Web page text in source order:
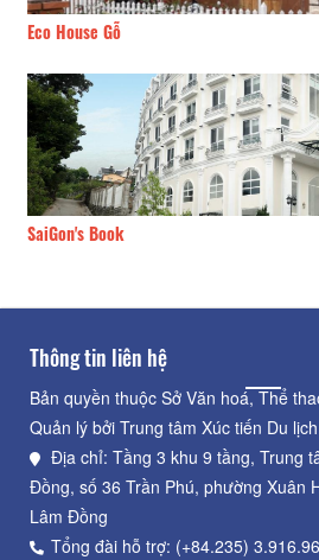
Eco House Gỗ
SaiGon's Book
Thông tin liên hệ
Bản quyền thuộc Sở Văn hoá, Thể
Quản lý bởi Trung tâm Xúc tiến Du
Địa chỉ: Tầng 3 khu 9 tầng, Trung
Đồng, số 36 Trần Phú, phường Xuân
Lâm Đồng
Tổng đài hỗ trợ: (+84.235)